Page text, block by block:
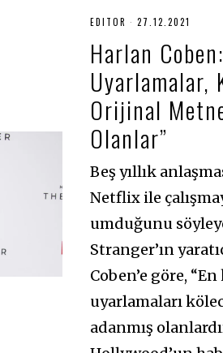
EDITOR 27.12.2021
1
.
2
0
2
Harlan
Uyarlamalar,
Orijinal
Olanlar”
Beş yıllık
Netflix ile
umduğunu
Stranger’ın
Coben’e göre,
uyarlamaları
adanmış